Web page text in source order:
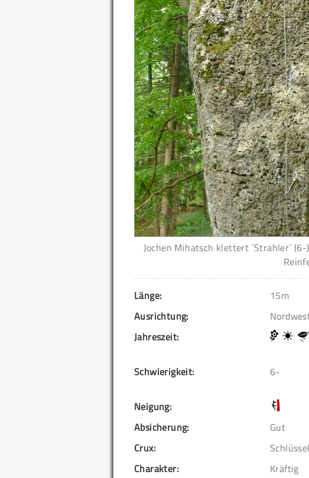
Jochen Mihatsch klettert ´Strahler´
Länge:
15m
Ausrichtung:
Jahreszeit:
Schwierigkeit: 6-
Neigung:
Absicherung:
Gut
Crux:
Charakter:
Kräftig